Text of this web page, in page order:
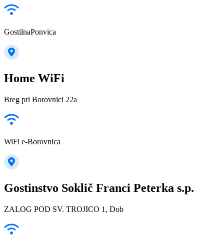
GostilnaPonvica
Home WiFi
Breg pri Borovnici 22a
WiFi e-Borovnica
Gostinstvo Soklič Franci Peterka s.p.
ZALOG POD SV. TROJICO 1, Dob